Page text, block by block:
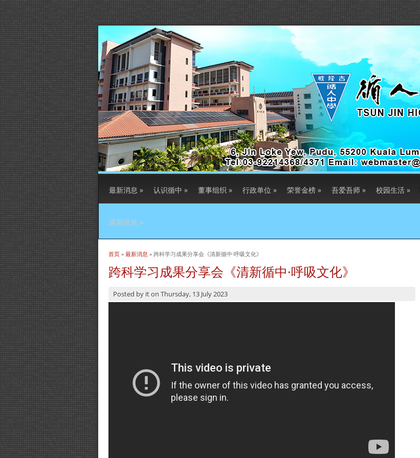
最新消息 » 认识循中 » 董事组织 » 行政单位 » 荣誉金榜 » 吾爱吾师 » 校园生活 »
逾期讯息 »
当前位置
首页 » 最新消息 » 跨科学习成果分享会《清新循中·呼吸文化》
跨科学习成果分享会《清新循中·呼吸文化》
Posted by iton Thursday, 13 July 2023